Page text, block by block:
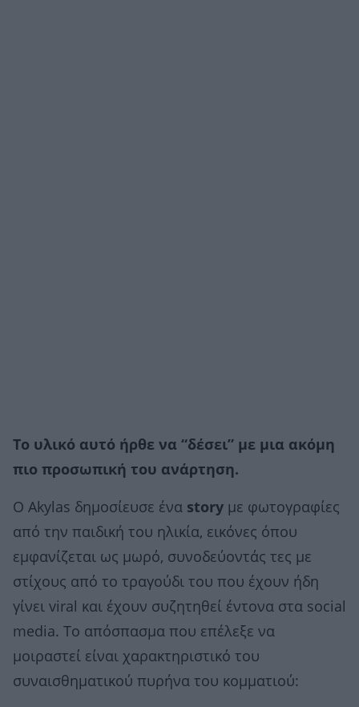
Το υλικό αυτό ήρθε να “δέσει” με μια ακόμη
πιο προσωπική του ανάρτηση.
Ο Akylas δημοσίευσε ένα story με φωτογραφίες
από την παιδική του ηλικία, εικόνες όπου
εμφανίζεται ως μωρό, συνοδεύοντάς τες με
στίχους από το τραγούδι του που έχουν ήδη
γίνει viral και έχουν συζητηθεί έντονα στα social
media. Το απόσπασμα που επέλεξε να
μοιραστεί είναι χαρακτηριστικό του
συναισθηματικού πυρήνα του κομματιού: